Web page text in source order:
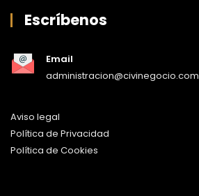
Escríbenos
Email
administracion@civinegocio.com
Aviso legal
Política de Privacidad
Política de Cookies